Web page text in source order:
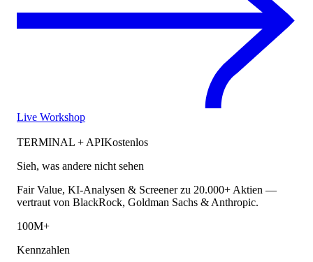
Live Workshop
TERMINAL + APIKostenlos
Sieh, was andere nicht sehen
Fair Value, KI-Analysen & Screener zu 20.000+ Aktien —
vertraut von BlackRock, Goldman Sachs & Anthropic.
100M+
Kennzahlen